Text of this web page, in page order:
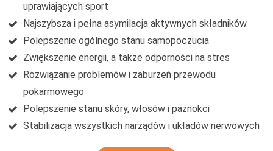
uprawiających sport
Najszybsza i pełna asymilacja aktywnych składników
Polepszenie ogólnego stanu samopoczucia
Zwiększenie energii, a także odporności na stres
Rozwiązanie problemów i zaburzeń przewodu
pokarmowego
Polepszenie stanu skóry, włosów i paznokci
Stabilizacja wszystkich narządów i układów nerwowych